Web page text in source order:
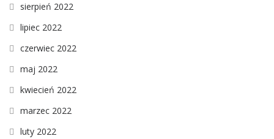
sierpień 2022
lipiec 2022
czerwiec 2022
maj 2022
kwiecień 2022
marzec 2022
luty 2022